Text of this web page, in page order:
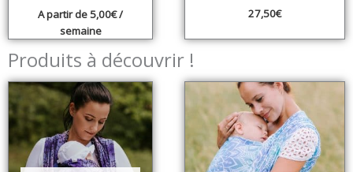
A partir de5,00€/
semaine
27,50€
Produits à découvrir !